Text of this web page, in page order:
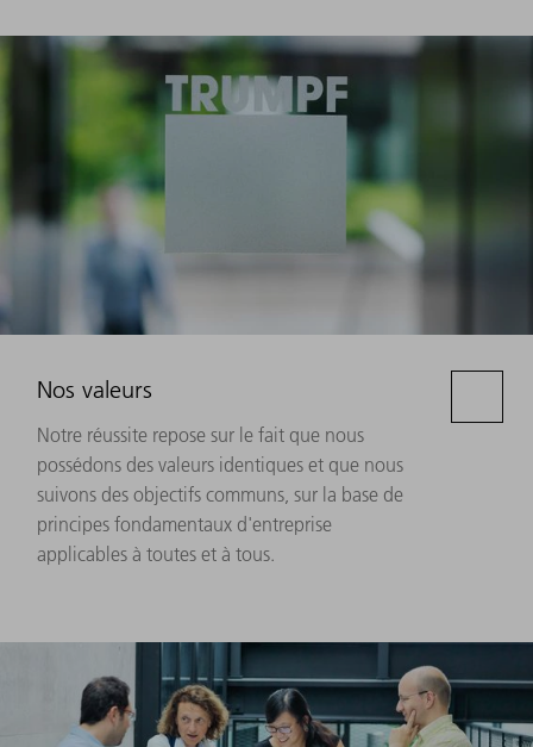
Nos valeurs
Notre réussite repose sur le fait que nous
possédons des valeurs identiques et que nous
suivons des objectifs communs, sur la base de
principes fondamentaux d'entreprise
applicables à toutes et à tous.